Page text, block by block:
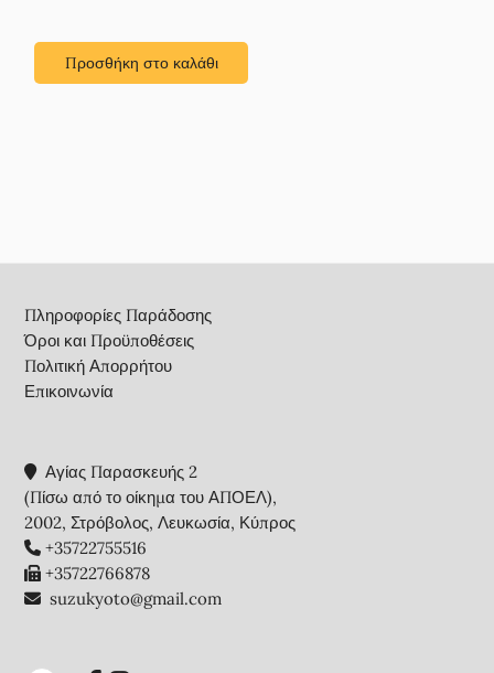
Προσθήκη στο καλάθι
Πληροφορίες Παράδοσης
Όροι και Προϋποθέσεις
Πολιτική Απορρήτου
Επικοινωνία
Αγίας Παρασκευής 2
(Πίσω από το οίκημα του ΑΠΟΕΛ),
2002, Στρόβολος, Λευκωσία, Κύπρος
+35722755516
+35722766878
suzukyoto@gmail.com